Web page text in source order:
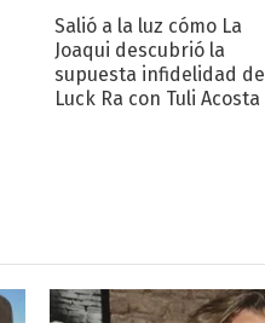
sentimental
Salió a la luz cómo La
Joaqui descubrió la
supuesta infidelidad de
Luck Ra con Tuli Acosta